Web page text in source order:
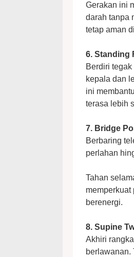
Gerakan ini
darah tanpa
tetap aman
6. Standing
Berdiri
kepala dan
ini
terasa lebih
7. Bridge
Berbaring
perlahan
Tahan
berenergi.
8. Supine
Akhiri
berlawanan.